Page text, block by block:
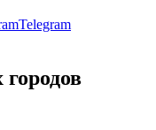
Telegram